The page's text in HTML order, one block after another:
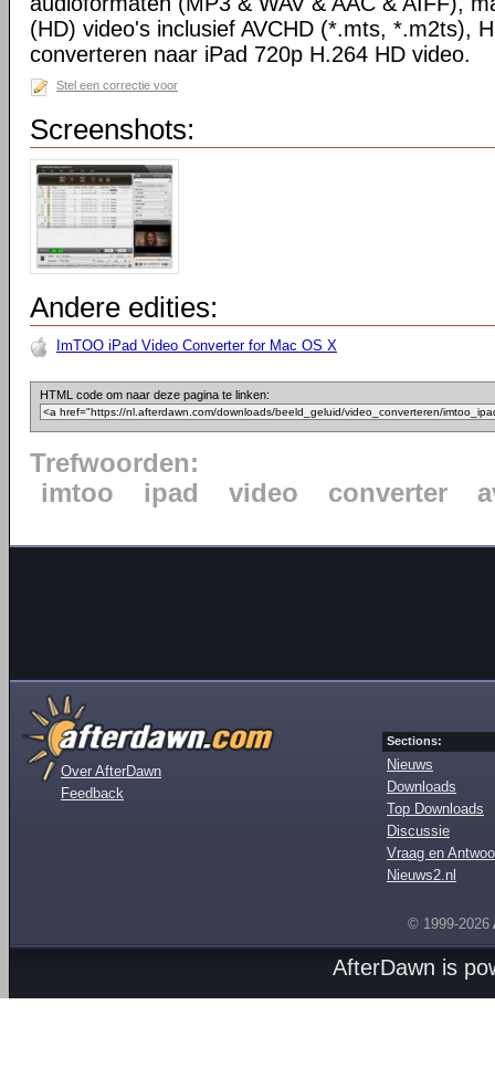
(HD) video's inclusief AVCHD (*.mts, *.m2ts),
converteren naar iPad 720p H.264 HD video.
Stel een correctie voor
Screenshots:
Andere edities:
ImTOO iPad Video Converter for Mac OS X
HTML code om naar deze pagina te linken:
Trefwoorden:
imtoo
ipad video converter
Over AfterDawn
Feedback
Sections:
Nieuws
Downloads
Top Downloads
Discussie
Vraag en
Nieuws2.nl
© 1999-2026
AfterDawn is